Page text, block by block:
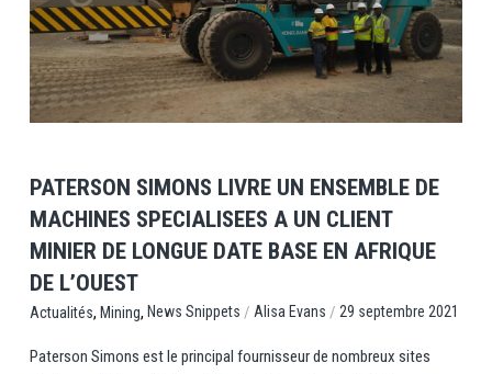
View Post
PATERSON SIMONS LIVRE UN ENSEMBLE DE
MACHINES SPECIALISEES A UN CLIENT
MINIER DE LONGUE DATE BASE EN AFRIQUE
DE L’OUEST
Actualités, Mining, News Snippets / Alisa Evans / 29 septembre 2021
Paterson Simons est le principal fournisseur de nombreux sites